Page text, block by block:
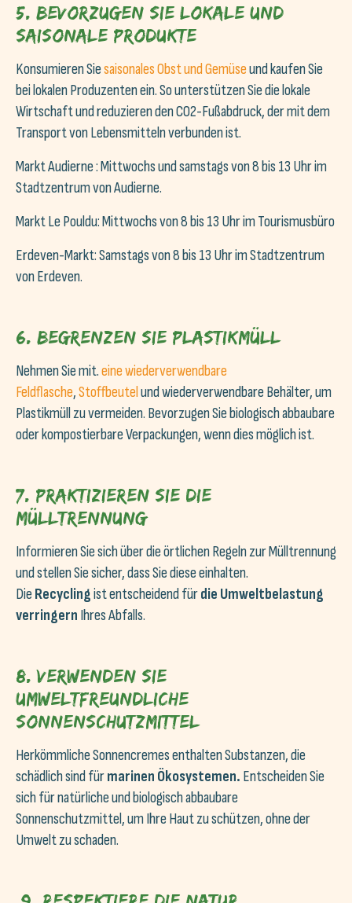
5. Bevorzugen Sie lokale und
saisonale Produkte
Konsumieren Siesaisonales Obst und Gemüseund kaufen Sie
bei lokalen Produzenten ein. So unterstützen Sie die lokale
Wirtschaft und reduzieren den CO2-Fußabdruck, der mit dem
Transport von Lebensmitteln verbunden ist.
Markt Audierne : Mittwochs und samstags von 8 bis 13 Uhr im
Stadtzentrum von Audierne.
Markt Le Pouldu: Mittwochs von 8 bis 13 Uhr im Tourismusbüro
Erdeven-Markt: Samstags von 8 bis 13 Uhr im Stadtzentrum
von Erdeven.
6. Begrenzen Sie Plastikmüll
Nehmen Sie mit.eine wiederverwendbare
Feldflasche,Stoffbeutelund wiederverwendbare Behälter, um
Plastikmüll zu vermeiden. Bevorzugen Sie biologisch abbaubare
oder kompostierbare Verpackungen, wenn dies möglich ist.
7. Praktizieren Sie die
Mülltrennung
Informieren Sie sich über die örtlichen Regeln zur Mülltrennung
und stellen Sie sicher, dass Sie diese einhalten.
DieRecyclingist entscheidend fürdie Umweltbelastung
verringern Ihres Abfalls.
8. Verwenden Sie
umweltfreundliche
Sonnenschutzmittel
Herkömmliche Sonnencremes enthalten Substanzen, die
schädlich sind fürmarinen Ökosystemen. Entscheiden Sie
sich für natürliche und biologisch abbaubare
Sonnenschutzmittel, um Ihre Haut zu schützen, ohne der
Umwelt zu schaden.